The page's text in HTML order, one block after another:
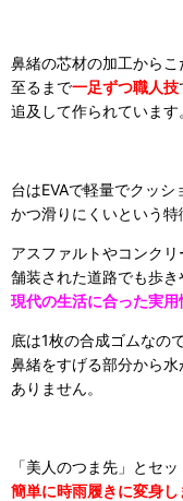
鼻緒の芯材の加工から
至るまで一足ずつ職人技
追及して作られています
台はEVAで軽量でクッシ
かつ滑りにくいという特
アスファルトやコンク
舗装された道路でも歩き
現代の生活に合った実用
底は1枚の合成ゴムなの
鼻緒をすげる部分から
ありません。
「美人のつま先」とセッ
簡単に時雨履きに変身し